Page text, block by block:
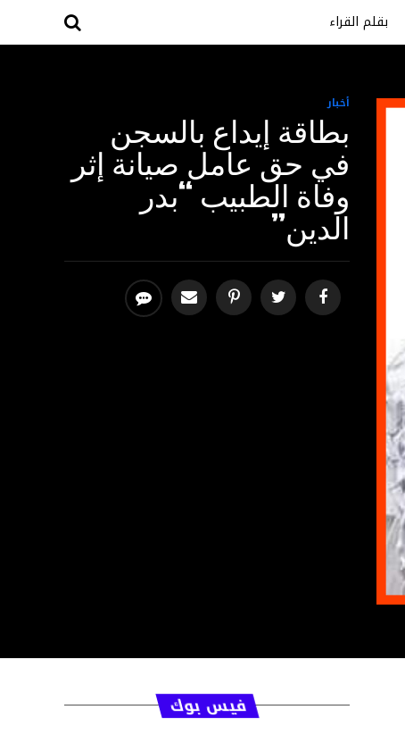
بقلم القراء
أخبار
بطاقة إيداع بالسجن
في حق عامل صيانة إثر
وفاة الطبيب “بدر
الدين”
فيس بوك